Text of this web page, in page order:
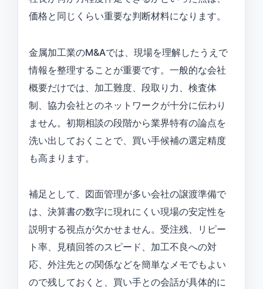
価格と同じくらい重要な判断材料になります。
金属加工業のM&Aでは、現場を理解したうえで
情報を整理することが重要です。一般的な会社
概要だけでは、加工難度、段取り力、検査体
制、協力会社とのネットワークが十分に伝わり
ません。初期相談の段階から業界特有の論点を
洗い出しておくことで、買い手候補の選定精度
も高まります。
補足として、図面管理が多い会社の譲渡準備で
は、決算書の数字に現れにくい現場の安定性を
説明する視点が欠かせません。受注残、リピー
ト率、見積回答のスピード、加工不良への対
応、外注先との関係などを簡単なメモでもよい
ので残しておくと、買い手との会話が具体的に